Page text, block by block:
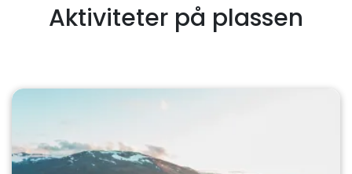
Aktiviteter på plassen